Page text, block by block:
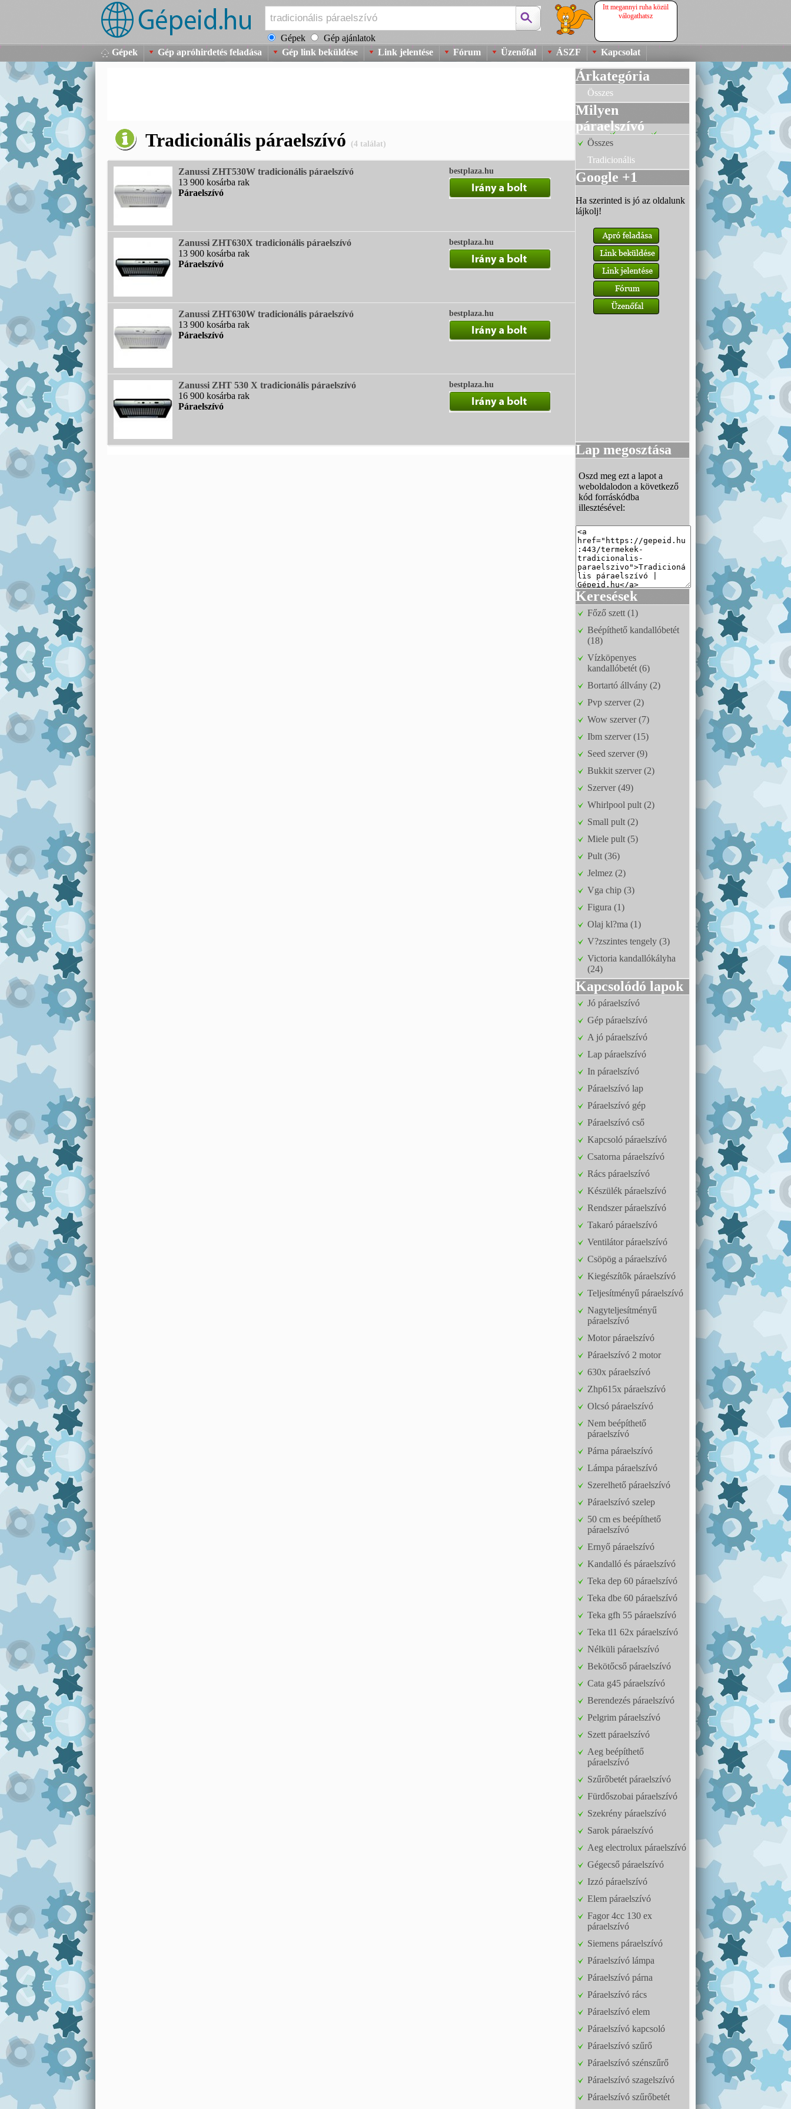
Gépek Gép ajánlatok
Itt megannyi ruha közül
válogathatsz
Gépek Gép apróhirdetés feladása Gép link beküldése Link jelentése Fórum Üzenőfal ÁSZF Kapcsolat
Tradicionális páraelszívó (4 találat)
Zanussi ZHT530W tradicionális páraelszívó
13 900 kosárba rak
Páraelszívó
bestplaza.hu
Zanussi ZHT630X tradicionális páraelszívó
13 900 kosárba rak
Páraelszívó
bestplaza.hu
Zanussi ZHT630W tradicionális páraelszívó
13 900 kosárba rak
Páraelszívó
bestplaza.hu
Zanussi ZHT 530 X tradicionális páraelszívó
16 900 kosárba rak
Páraelszívó
bestplaza.hu
Árkategória
Összes
Milyen
páraelszívó
Összes
Tradicionális
Google +1
Ha szerinted is jó az oldalunk
lájkolj!
Lap megosztása
Oszd meg ezt a lapot a
weboldalodon a következő
kód forráskódba
illesztésével:
Keresések
Főző szett (1)
Beépíthető kandallóbetét
(18)
Vízköpenyes
kandallóbetét (6)
Bortartó állvány (2)
Pvp szerver (2)
Wow szerver (7)
Ibm szerver (15)
Seed szerver (9)
Bukkit szerver (2)
Szerver (49)
Whirlpool pult (2)
Small pult (2)
Miele pult (5)
Pult (36)
Jelmez (2)
Vga chip (3)
Figura (1)
Olaj kl?ma (1)
V?zszintes tengely (3)
Victoria kandallókályha
(24)
Kapcsolódó lapok
Jó páraelszívó
Gép páraelszívó
A jó páraelszívó
Lap páraelszívó
In páraelszívó
Páraelszívó lap
Páraelszívó gép
Páraelszívó cső
Kapcsoló páraelszívó
Csatorna páraelszívó
Rács páraelszívó
Készülék páraelszívó
Rendszer páraelszívó
Takaró páraelszívó
Ventilátor páraelszívó
Csöpög a páraelszívó
Kiegészítők páraelszívó
Teljesítményű páraelszívó
Nagyteljesítményű
páraelszívó
Motor páraelszívó
Páraelszívó 2 motor
630x páraelszívó
Zhp615x páraelszívó
Olcsó páraelszívó
Nem beépíthető
páraelszívó
Párna páraelszívó
Lámpa páraelszívó
Szerelhető páraelszívó
Páraelszívó szelep
50 cm es beépíthető
páraelszívó
Ernyő páraelszívó
Kandalló és páraelszívó
Teka dep 60 páraelszívó
Teka dbe 60 páraelszívó
Teka gfh 55 páraelszívó
Teka tl1 62x páraelszívó
Nélküli páraelszívó
Bekötőcső páraelszívó
Cata g45 páraelszívó
Berendezés páraelszívó
Pelgrim páraelszívó
Szett páraelszívó
Aeg beépíthető
páraelszívó
Szűrőbetét páraelszívó
Fürdőszobai páraelszívó
Szekrény páraelszívó
Sarok páraelszívó
Aeg electrolux páraelszívó
Gégecső páraelszívó
Izzó páraelszívó
Elem páraelszívó
Fagor 4cc 130 ex
páraelszívó
Siemens páraelszívó
Páraelszívó lámpa
Páraelszívó párna
Páraelszívó rács
Páraelszívó elem
Páraelszívó kapcsoló
Páraelszívó szűrő
Páraelszívó szénszűrő
Páraelszívó szagelszívó
Páraelszívó szűrőbetét